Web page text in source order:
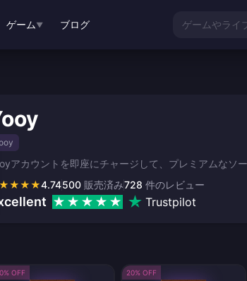
ゲーム ▼ ブログ ゲームやライ
アカウントを即座にチャージして、プレミアムなソ
★★★★4.74 728 件のレビュー
500 販売済み
Trustpilot
OFF 20% OFF